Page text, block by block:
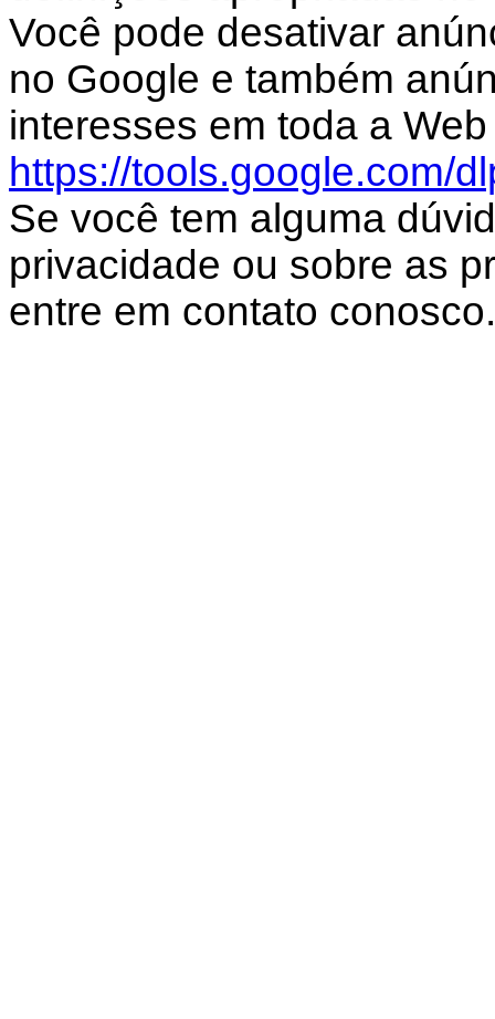
Você pode desativar
no Google e também
interesses em toda a
https://tools.google.com/
Se você tem alguma
privacidade ou sobre as
entre em contato conosco.